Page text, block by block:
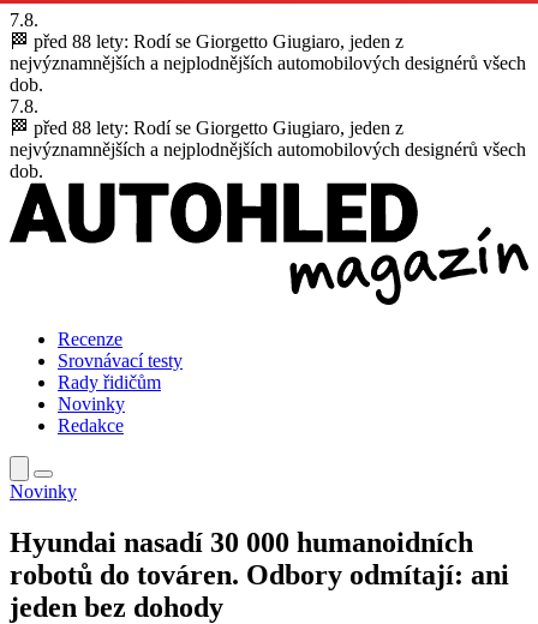
7.8.
🏁 před 88 lety: Rodí se Giorgetto Giugiaro, jeden z
nejvýznamnějších a nejplodnějších automobilových designérů všech
dob.
7.8.
🏁 před 88 lety: Rodí se Giorgetto Giugiaro, jeden z
nejvýznamnějších a nejplodnějších automobilových designérů všech
dob.
Recenze
Srovnávací testy
Rady řidičům
Novinky
Redakce
Novinky
Hyundai nasadí 30 000 humanoidních
robotů do továren. Odbory odmítají: ani
jeden bez dohody